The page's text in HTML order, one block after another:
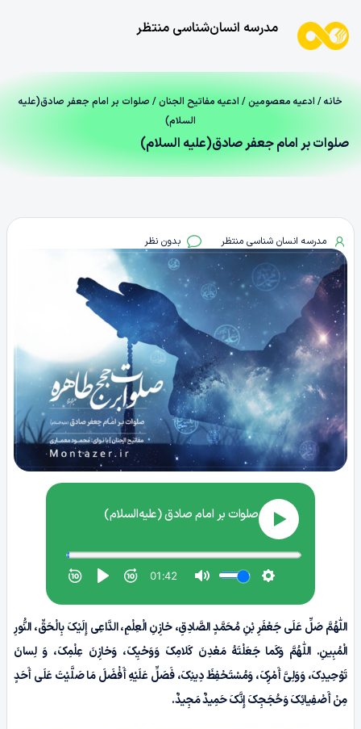
مدرسه انسان‌شناسی منتظر
خانه/ ادعیه معصومین/ ادعیه مفاتیح الجنان/ صلوات بر امام جعفر صادق(علیه
السلام)
صلوات بر امام جعفر صادق(علیه السلام)
مدرسه انسان شناسی منتظر بدون نظر
اللّٰهُمَّ صَلِّ عَلَى جَعْفَرِ بْنِ مُحَمَّدٍ الصَّادِقِ، خازِنِ الْعِلْمِ، الدَّاعِی إِلَیْکَ بِالْحَقِّ، النُّورِ
الْمُبِینِ. اللّٰهُمَّ وَکَما جَعَلْتَهُ مَعْدِنَ کَلامِکَ وَوَحْیِکَ، وَخازِنَ عِلْمِکَ، وَ لِسانَ
تَوْحِیدِکَ، وَوَلِیَّ أَمْرِکَ، وَمُسْتَحْفِظَ دِینِکَ، فَصَلِّ عَلَیْهِ أَفْضَلَ مَا صَلَّیْتَ عَلَى أَحَدٍ
مِنْ أَصْفِیائِکَ وَحُجَجِکَ إِنَّکَ حَمِیدٌ مَجِیدٌ.